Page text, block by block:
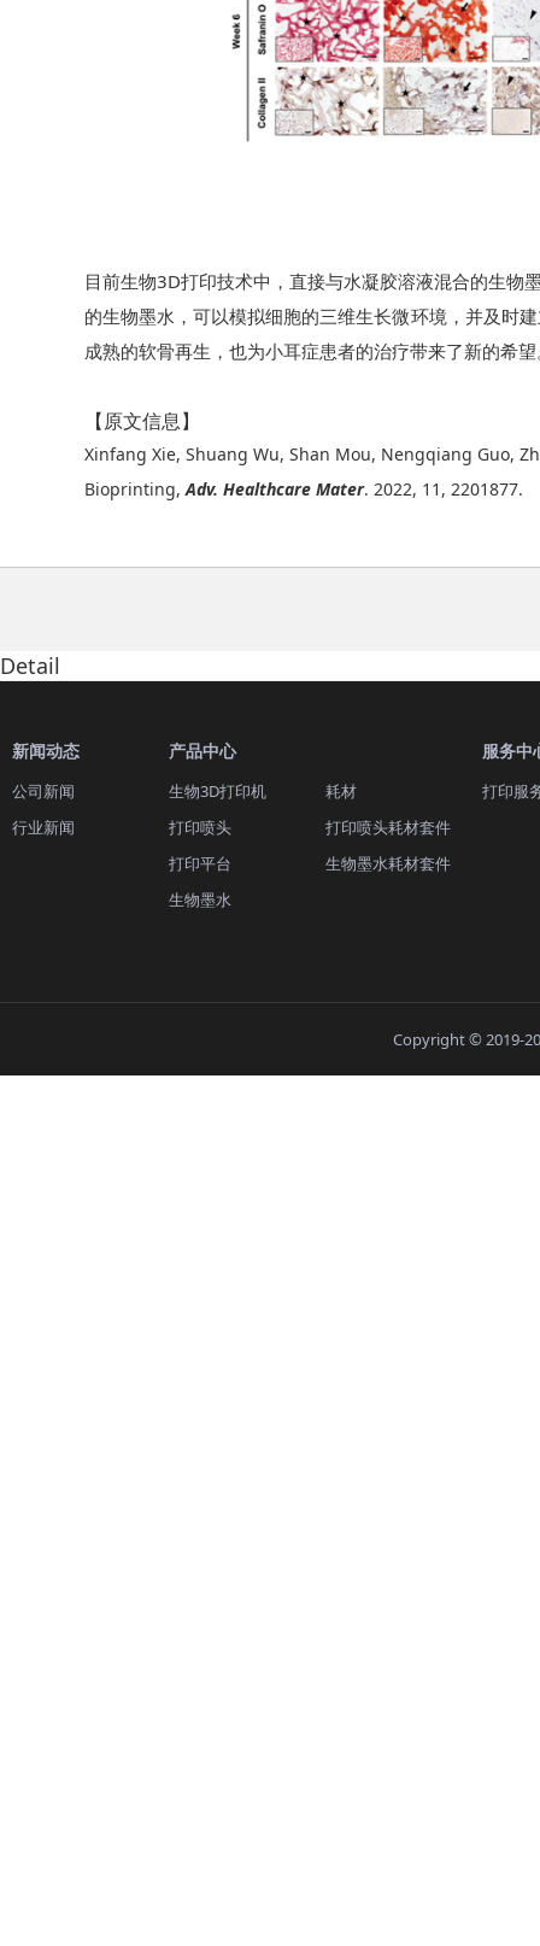
目前生物3D打印技术中，直接与水凝胶溶液混合的生物
的生物墨水，可以模拟细胞的三维生长微环境，并及时
成熟的软骨再生，也为小耳症患者的治疗带来了新的希
【原文信息】
Xinfang Xie, Shuang Wu, Shan Mou, Nengqiang Guo,
Bioprinting,Adv. Healthcare Mater. 2022, 11, 2201877.
Detail
新闻动态
公司新闻
行业新闻
产品中心
生物3D打印机
打印喷头
打印平台
生物墨水
耗材
打印喷头耗材套件
生物墨水耗材套件
服务中
打印服
Copyright © 2019-